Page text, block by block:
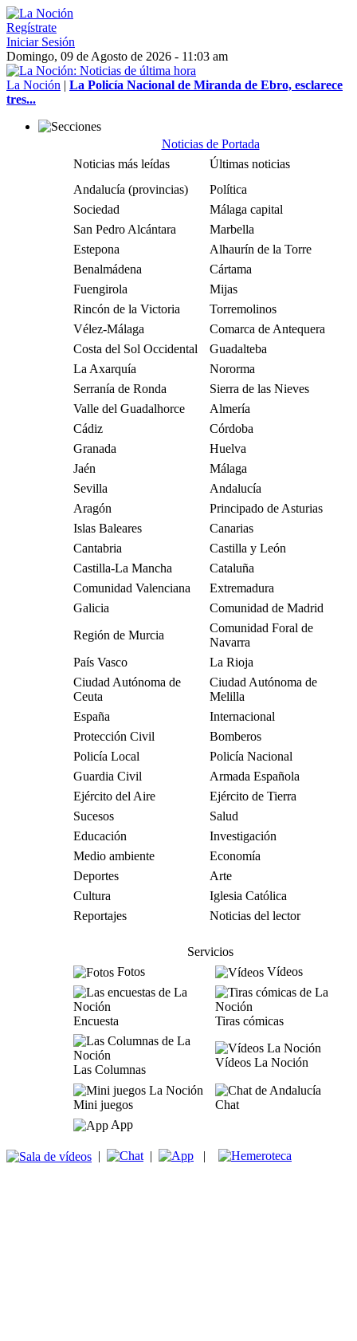
Regístrate
Iniciar Sesión
Domingo, 09 de Agosto de 2026 - 11:03 am
La Noción | La Policía Nacional de Miranda de Ebro, esclarece
tres...
Noticias de Portada
Noticias más leídas
Últimas noticias
Andalucía (provincias)
Política
Sociedad
Málaga capital
San Pedro Alcántara
Marbella
Estepona
Alhaurín de la Torre
Benalmádena
Cártama
Fuengirola
Mijas
Rincón de la Victoria
Torremolinos
Vélez-Málaga
Comarca de Antequera
Costa del Sol Occidental
Guadalteba
La Axarquía
Nororma
Serranía de Ronda
Sierra de las Nieves
Valle del Guadalhorce
Almería
Cádiz
Córdoba
Granada
Huelva
Jaén
Málaga
Sevilla
Andalucía
Aragón
Principado de Asturias
Islas Baleares
Canarias
Cantabria
Castilla y León
Castilla-La Mancha
Cataluña
Comunidad Valenciana
Extremadura
Galicia
Comunidad de Madrid
Región de Murcia
Comunidad Foral de
Navarra
País Vasco
La Rioja
Ciudad Autónoma de
Ceuta
Ciudad Autónoma de
Melilla
España
Internacional
Protección Civil
Bomberos
Policía Local
Policía Nacional
Guardia Civil
Armada Española
Ejército del Aire
Ejército de Tierra
Sucesos
Salud
Educación
Investigación
Medio ambiente
Economía
Deportes
Arte
Cultura
Iglesia Católica
Reportajes
Noticias del lector
Servicios
Fotos
Vídeos
Encuesta Tiras cómicas
Las Columnas
Vídeos La Noción
Mini juegos
Chat
App
| | |